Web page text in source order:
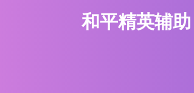
和平精英辅助